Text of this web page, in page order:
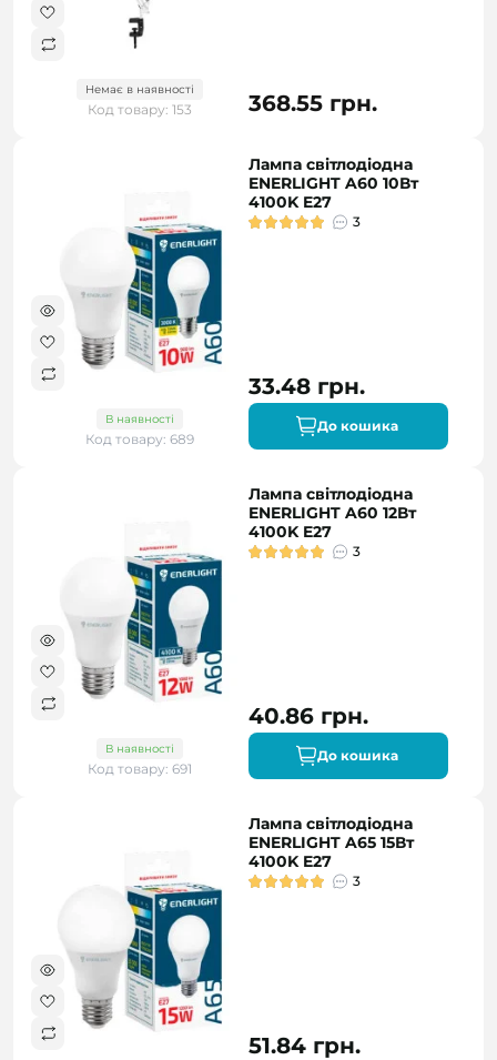
Немає в наявності
Код товару: 153 368.55 грн.
В наявності
Код товару: 689
Лампа світлодіодна
ENERLIGHT A60 10Вт
4100K E27
3
33.48 грн.
До кошика
В наявності
Код товару: 691
Лампа світлодіодна
ENERLIGHT A60 12Вт
4100K E27
3
40.86 грн.
До кошика
Лампа світлодіодна
ENERLIGHT A65 15Вт
4100K E27
3
51.84 грн.